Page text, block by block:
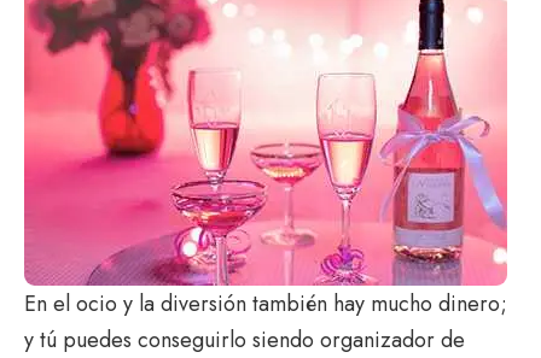
En el ocio y la diversión también hay mucho dinero;
y tú puedes conseguirlo siendo organizador de